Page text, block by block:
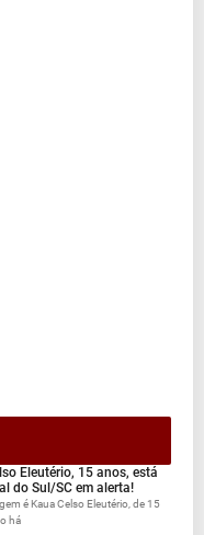
Eleutério, 15 anos, está
do Sul/SC em alerta!
é Kaua Celso Eleutério, de 15
há